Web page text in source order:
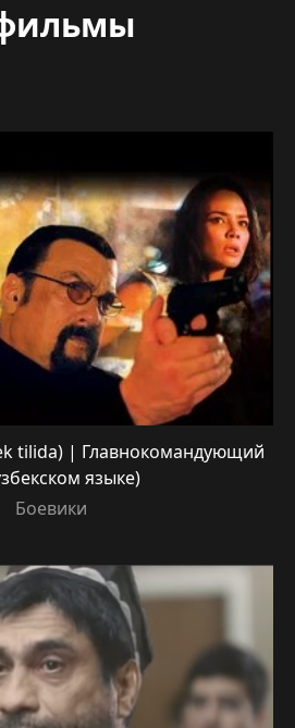
tilida) | Главнокомандующий
языке)
Боевики